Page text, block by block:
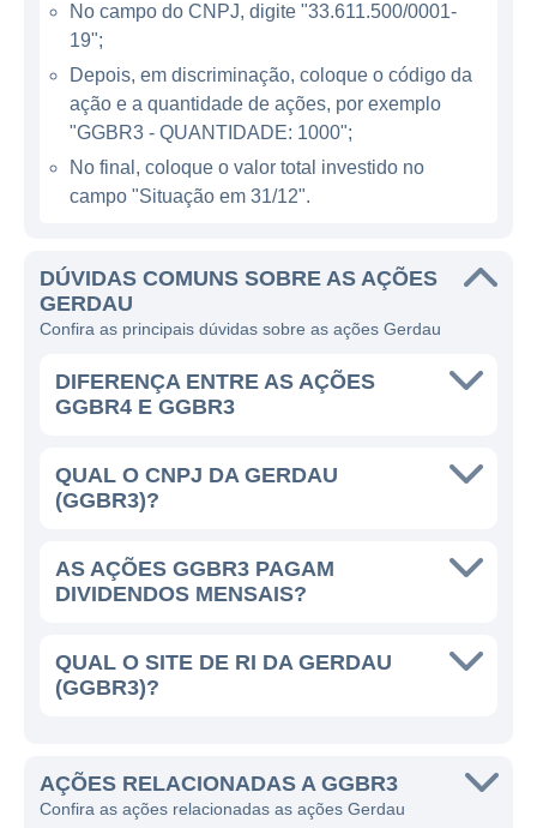
mercados e na adaptação dos produtos às
compromisso em se tornar um fornecedor
confiável em diversos contextos industriais.
Com um portfólio expansivo, a Gerdau atua
em diferentes linhas de negócios, que
comercialização de produtos siderúrgicos,
além de serviços relacionados, como cortes,
dobra e fusão de produtos metálicos. A
empresa também investe em pesquisa e
desenvolvimento, buscando inovações que
os impactos ambientais de suas operações.
MERCADO
incluem:
Produção de aço longos: com foco na
Produção de aço planos: voltado para
setores como automotivo e
No campo do CNPJ, digite "33.611.500/0001-
19";
Depois, em discriminação, coloque o código da
ação e a quantidade de ações, por exemplo
"GGBR3 - QUANTIDADE: 1000";
No final, coloque o valor total investido no
campo "Situação em 31/12".
DÚVIDAS COMUNS SOBRE AS AÇÕES
GERDAU
Confira as principais dúvidas sobre as ações Gerdau
DIFERENÇA ENTRE AS AÇÕES
GGBR4 E GGBR3
QUAL O CNPJ DA GERDAU
(GGBR3)?
AS AÇÕES GGBR3 PAGAM
DIVIDENDOS MENSAIS?
QUAL O SITE DE RI DA GERDAU
(GGBR3)?
AÇÕES RELACIONADAS A GGBR3
Confira as ações relacionadas as ações Gerdau